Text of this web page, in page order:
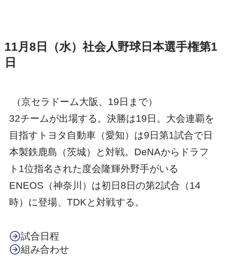
11月8日（水）社会人野球日本選手権第1
日
（京セラドーム大阪、19日まで）
32チームが出場する。決勝は19日。大会連覇を
目指すトヨタ自動車（愛知）は9日第1試合で日
本製鉄鹿島（茨城）と対戦。DeNAからドラフ
ト1位指名された度会隆輝外野手がいる
ENEOS（神奈川）は初日8日の第2試合（14
時）に登場、TDKと対戦する。
試合日程
組み合わせ